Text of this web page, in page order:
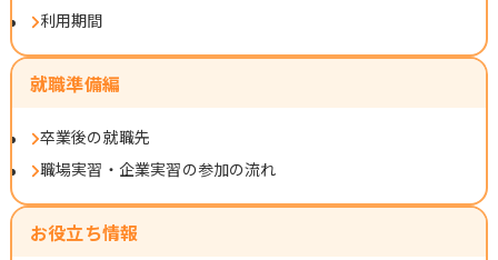
利用期間
就職準備編
卒業後の就職先
職場実習・企業実習の参加の流れ
お役立ち情報